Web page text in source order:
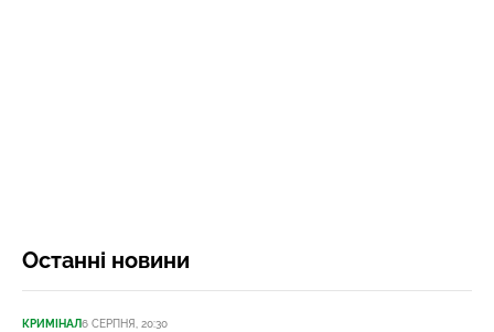
Останні новини
КРИМІНАЛ6 СЕРПНЯ, 20:30